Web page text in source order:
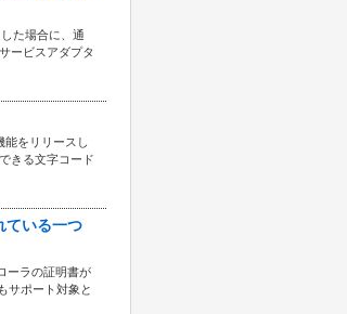
た場合に、通
ービスアダプタ
をリリースし
きる文字コード
ている一つ
ーラの証明書が
サポート対象と